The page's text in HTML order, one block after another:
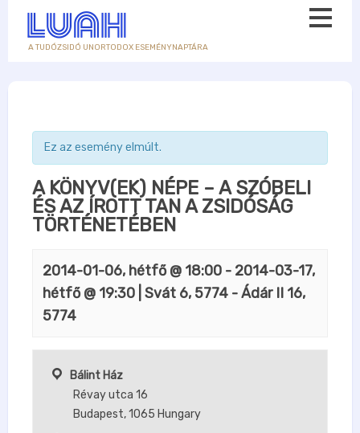
A TUDÓZSIDÓ UNORTODOX ESEMÉNYNAPTÁRA
Ez az esemény elmúlt.
A KÖNYV(EK) NÉPE – A SZÓBELI
ÉS AZ ÍROTT TAN A ZSIDÓSÁG
TÖRTÉNETÉBEN
2014-01-06, hétfő @ 18:00 - 2014-03-17,
hétfő @ 19:30 | Svát 6, 5774 - Ádár II 16,
5774
Bálint Ház
Révay utca 16
Budapest,1065 Hungary